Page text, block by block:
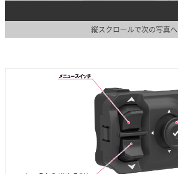
縦スクロールで次の写真へ